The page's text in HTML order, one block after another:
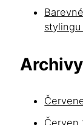
Archivy
Červen